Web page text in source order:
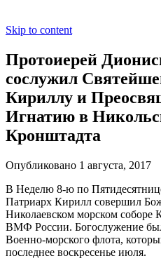
Skip to content
Протоиерей
сослужил
Кириллу и
Игнатию в
Кронштадта
Опубликовано 1 августа, 2017
В Неделю 8-ю по
Патриарх Кирилл совершил
Николаевском морском соборе
ВМФ России. Богослужение
Военно-морского флота,
последнее воскресенье июля.